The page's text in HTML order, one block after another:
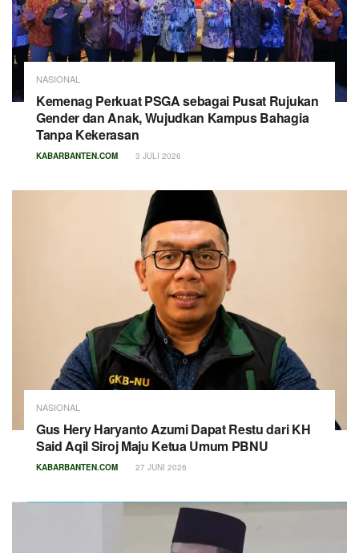
NASIONAL
Kemenag Perkuat PSGA sebagai Pusat Rujukan
Gender dan Anak, Wujudkan Kampus Bahagia
Tanpa Kekerasan
KABARBANTEN.COM 3 JULI 2026
NASIONAL
Gus Hery Haryanto Azumi Dapat Restu dari KH
Said Aqil Siroj Maju Ketua Umum PBNU
KABARBANTEN.COM 27 JUNI 2026